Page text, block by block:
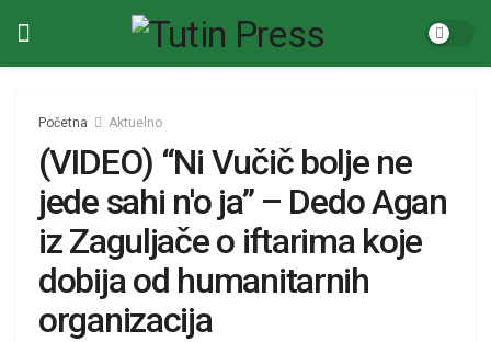
Početna Aktuelno
(VIDEO) “Ni Vučič bolje ne
jede sahi n'o ja” – Dedo Agan
iz Zaguljače o iftarima koje
dobija od humanitarnih
organizacija